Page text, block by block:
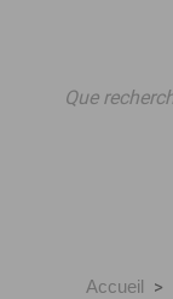
Accueil >